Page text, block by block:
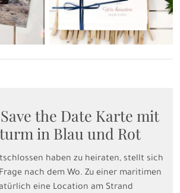
the Date Karte mit
in Blau und Rot
haben zu heiraten, stellt sich
nach dem Wo. Zu einer maritimen
eine Location am Strand